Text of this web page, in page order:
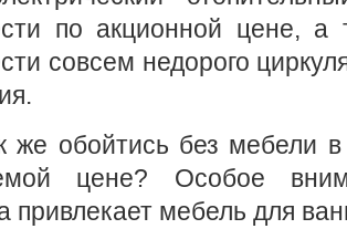
по акционной цене, а
совсем недорого
же обойтись без мебели
цене? Особое
привлекает мебель для